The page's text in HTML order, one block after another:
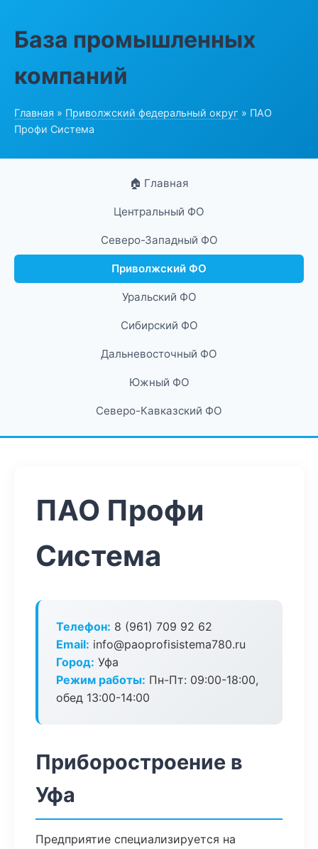
База промышленных
компаний
Главная » Приволжский федеральный округ » ПАО
Профи Система
🏠 Главная
Центральный ФО
Северо-Западный ФО
Приволжский ФО
Уральский ФО
Сибирский ФО
Дальневосточный ФО
Южный ФО
Северо-Кавказский ФО
ПАО Профи
Система
Телефон: 8 (961) 709 92 62
Email: info@paoprofisistema780.ru
Город: Уфа
Режим работы: Пн-Пт: 09:00-18:00,
обед 13:00-14:00
Приборостроение в
Уфа
Предприятие специализируется на